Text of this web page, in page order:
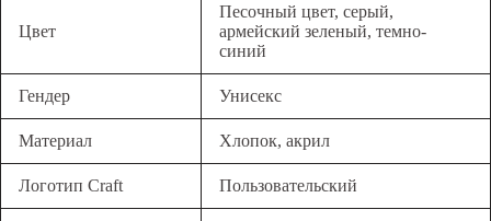
Цвет
Песочный цвет, серый,
армейский зеленый, темно-
синий
Гендер Унисекс
Материал Хлопок, акрил
Логотип Craft Пользовательский